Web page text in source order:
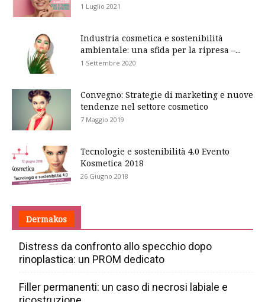
1 Luglio 2021
Industria cosmetica e sostenibilità
ambientale: una sfida per la ripresa –...
1 Settembre 2020
Convegno: Strategie di marketing e nuove
tendenze nel settore cosmetico
7 Maggio 2019
Tecnologie e sostenibilità 4.0 Evento
Kosmetica 2018
26 Giugno 2018
Dermakos
Distress da confronto allo specchio dopo
rinoplastica: un PROM dedicato
Filler permanenti: un caso di necrosi labiale e